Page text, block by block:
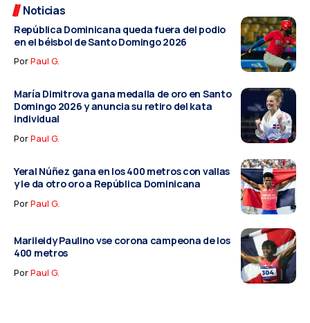
Noticias
República Dominicana queda fuera del podio
en el béisbol de Santo Domingo 2026
PorPaul G.
María Dimitrova gana medalla de oro en Santo
Domingo 2026 y anuncia su retiro del kata
individual
PorPaul G.
Yeral Núñez gana en los 400 metros con vallas
y le da otro oro a República Dominicana
PorPaul G.
Marileidy Paulino vse corona campeona de los
400 metros
PorPaul G.